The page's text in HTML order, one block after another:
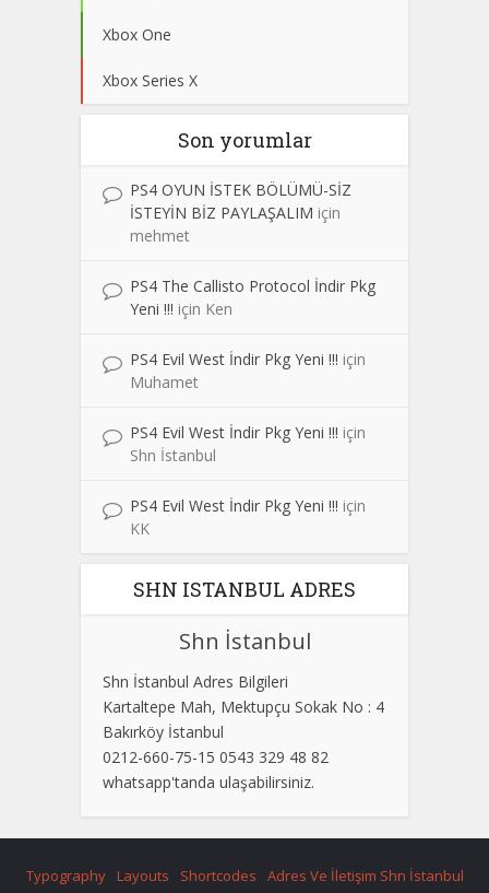
Xbox One
Xbox Series X
Son yorumlar
PS4 OYUN İSTEK BÖLÜMÜ-SİZ
İSTEYİN BİZ PAYLAŞALIM için
mehmet
PS4 The Callisto Protocol İndir Pkg
Yeni !!! için Ken
PS4 Evil West İndir Pkg Yeni !!! için
Muhamet
PS4 Evil West İndir Pkg Yeni !!! için
Shn İstanbul
PS4 Evil West İndir Pkg Yeni !!! için
KK
SHN ISTANBUL ADRES
Shn İstanbul
Shn İstanbul Adres Bilgileri
Kartaltepe Mah, Mektupçu Sokak No : 4
Bakırköy İstanbul
0212-660-75-15 0543 329 48 82
whatsapp'tanda ulaşabilirsiniz.
Typography Layouts Shortcodes Adres Ve İletişim Shn İstanbul